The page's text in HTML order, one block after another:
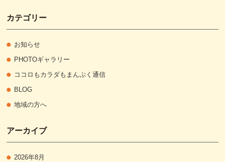
カテゴリー
お知らせ
PHOTOギャラリー
ココロもカラダもまんぷく通信
BLOG
地域の方へ
アーカイブ
2026年8月